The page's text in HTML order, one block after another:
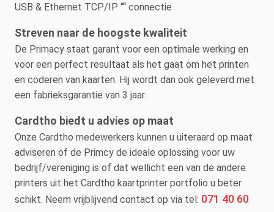
USB & Ethernet TCP/IP ““ connectie
Streven naar de hoogste kwaliteit
De Primacy staat garant voor een optimale werking en
voor een perfect resultaat als het gaat om het printen
en coderen van kaarten. Hij wordt dan ook geleverd met
een fabrieksgarantie van 3 jaar.
Cardtho biedt u advies op maat
Onze Cardtho medewerkers kunnen u uiteraard op maat
adviseren of de Primcy de ideale oplossing voor uw
bedrijf/vereniging is of dat wellicht een van de andere
printers uit het Cardtho kaartprinter portfolio u beter
schikt. Neem vrijblijvend contact op via tel: 071 40 60